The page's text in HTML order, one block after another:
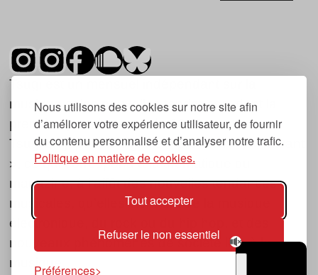
Nous utilisons des cookies sur notre site afin
d’améliorer votre expérience utilisateur, de fournir
du contenu personnalisé et d’analyser notre trafic.
Politique en matière de cookies.
Tout accepter
Refuser le non essentiel
Préférences
Tsugi est un mensuel indépendant sur la
musique et les nouvelles tendances, dont la
première parution date de 2007.
Tsugi en japonais signifie « prochain », « suivant
», ce qui correspond à la thématique du
magazine, à l’affût des nouvelles tendances
musicales, qu’elles viennent de la musique
électronique, du rock ou du hip hop, et des
nouveaux phénomènes de société liés à la
musique.